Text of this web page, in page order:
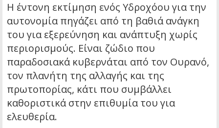
Η έντονη εκτίμηση ενός Υδροχόου για την
αυτονομία πηγάζει από τη βαθιά ανάγκη
του για εξερεύνηση και ανάπτυξη χωρίς
περιορισμούς. Είναι ζώδιο που
παραδοσιακά κυβερνάται από τον Ουρανό,
τον πλανήτη της αλλαγής και της
πρωτοπορίας, κάτι που συμβάλλει
καθοριστικά στην επιθυμία του για
ελευθερία.